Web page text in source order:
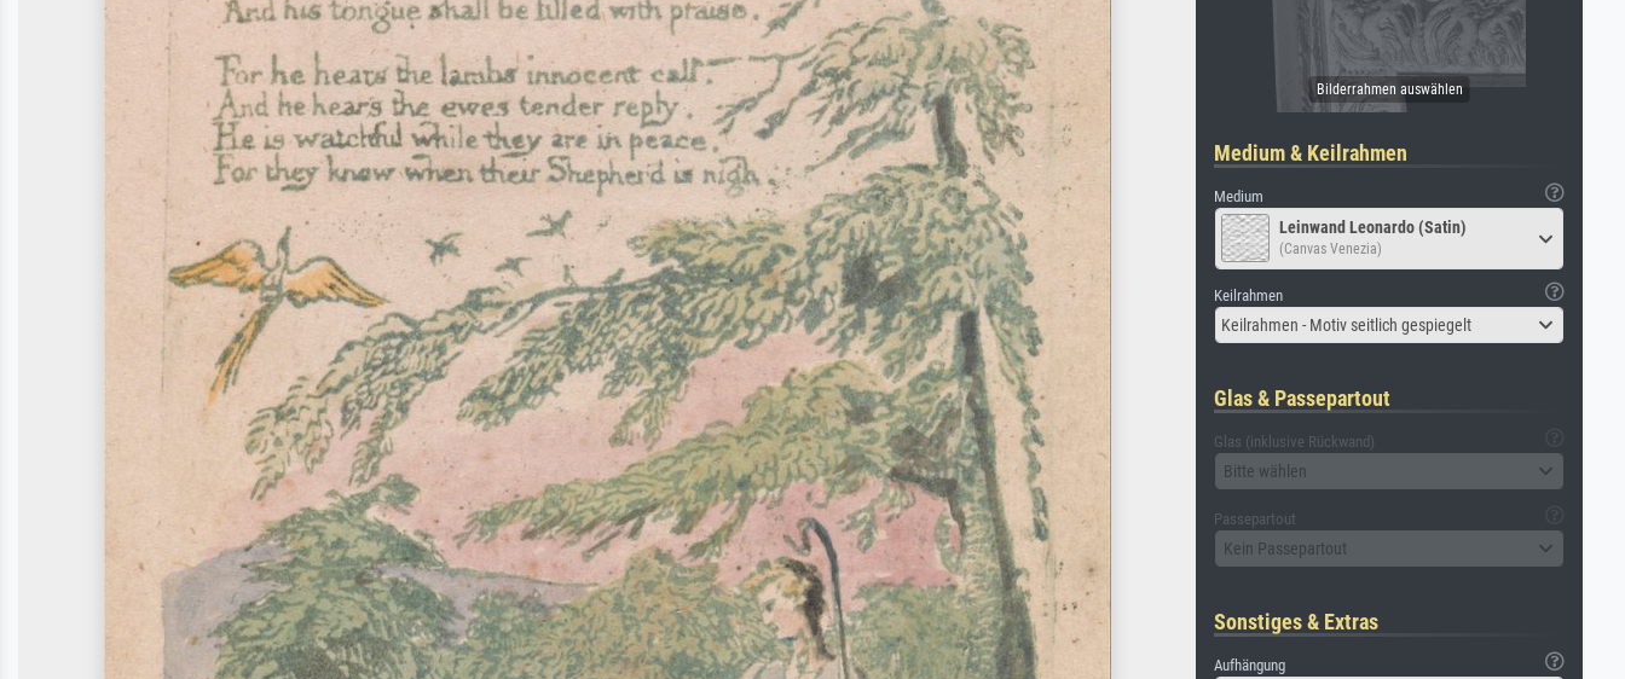
Medium & Keilrahmen
Medium
Leinwand Leonardo (Satin)
(Canvas Venezia)
Keilrahmen
Keilrahmen - Motiv seitlich gespiegelt
Glas & Passepartout
Glas (inklusive Rückwand)
Bitte wählen
Passepartout
Kein Passepartout
Sonstiges & Extras
Aufhängung